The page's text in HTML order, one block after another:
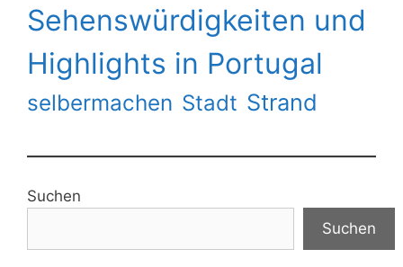
Sehenswürdigkeiten und
Highlights in Portugal
selbermachen Stadt Strand
Suchen
Suchen